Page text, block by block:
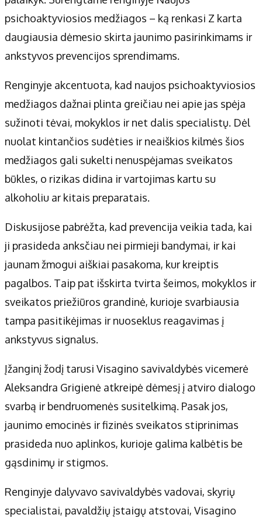
Apie mus
Autoriai
Kontaktai
Privatumo politika
Receptai
psichoaktyviosios medžiagos – ką renkasi Z karta
daugiausia dėmesio skirta jaunimo pasirinkimams ir
ankstyvos prevencijos sprendimams.
Renginyje akcentuota, kad naujos psichoaktyviosios
medžiagos dažnai plinta greičiau nei apie jas spėja
sužinoti tėvai, mokyklos ir net dalis specialistų. Dėl
nuolat kintančios sudėties ir neaiškios kilmės šios
medžiagos gali sukelti nenuspėjamas sveikatos
būkles, o rizikas didina ir vartojimas kartu su
alkoholiu ar kitais preparatais.
Diskusijose pabrėžta, kad prevencija veikia tada, kai
ji prasideda anksčiau nei pirmieji bandymai, ir kai
jaunam žmogui aiškiai pasakoma, kur kreiptis
pagalbos. Taip pat išskirta tvirta šeimos, mokyklos ir
sveikatos priežiūros grandinė, kurioje svarbiausia
tampa pasitikėjimas ir nuoseklus reagavimas į
ankstyvus signalus.
Įžanginį žodį tarusi Visagino savivaldybės vicemerė
Aleksandra Grigienė atkreipė dėmesį į atviro dialogo
svarbą ir bendruomenės susitelkimą. Pasak jos,
jaunimo emocinės ir fizinės sveikatos stiprinimas
prasideda nuo aplinkos, kurioje galima kalbėtis be
gąsdinimų ir stigmos.
Renginyje dalyvavo savivaldybės vadovai, skyrių
specialistai, pavaldžių įstaigų atstovai, Visagino